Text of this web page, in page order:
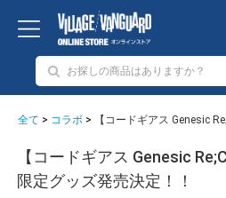
全て > コラボ > 【コードギアス Genesic
【コードギアス Genesic
限定グッズ発売決定！！